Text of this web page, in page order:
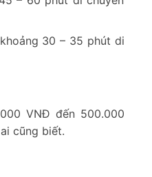
30 – 35 phút di
VNĐ đến 500.000
cũng biết.